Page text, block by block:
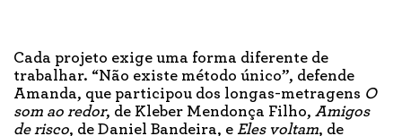
Cada projeto exige uma forma diferente de
trabalhar. “Não existe método único”, defende
Amanda, que participou dos longas-metragens O
som ao redor, de Kleber Mendonça Filho, Amigos
de risco, de Daniel Bandeira, e Eles voltam, de